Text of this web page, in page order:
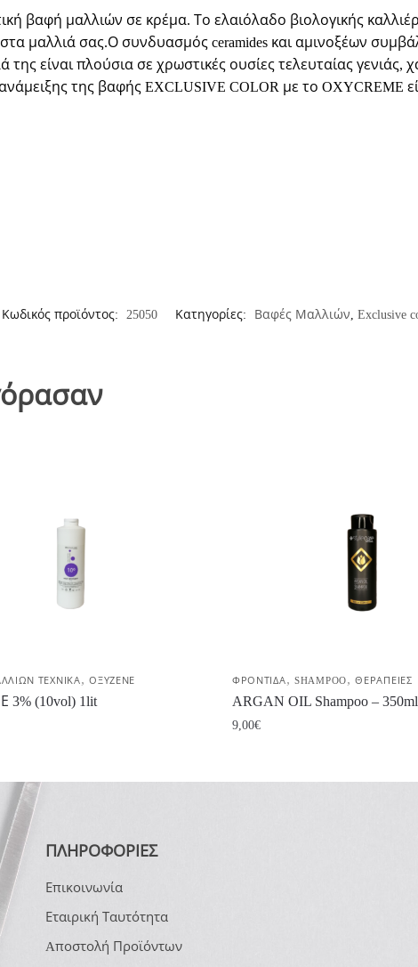
βαφή μαλλιών σε κρέμα. Το ελαιόλαδο βιολογικής
μαλλιά σας.Ο συνδυασμός ceramides και αμινοξέων
είναι πλούσια σε χρωστικές ουσίες τελευταίας γενιάς,
της βαφής EXCLUSIVE COLOR με το OXYCREME
Κωδικός προϊόντος: 25050 Κατηγορίες: Βαφές Μαλλιών Exclusive
ΤΕΧΝΙΚΑ,ΟΞΥΖΕΝΕ
3% (10vol) 1lit
ΦΡΟΝΤΙΔΑ, SHAMPOO,ΘΕΡΑΠΕΙΕΣ
ARGAN OIL Shampoo – 350ml
9,00€
ΠΛΗΡΟΦΟΡΙΕΣ
Επικοινωνία
Εταιρική Ταυτότητα
Aποστολή Προϊόντων